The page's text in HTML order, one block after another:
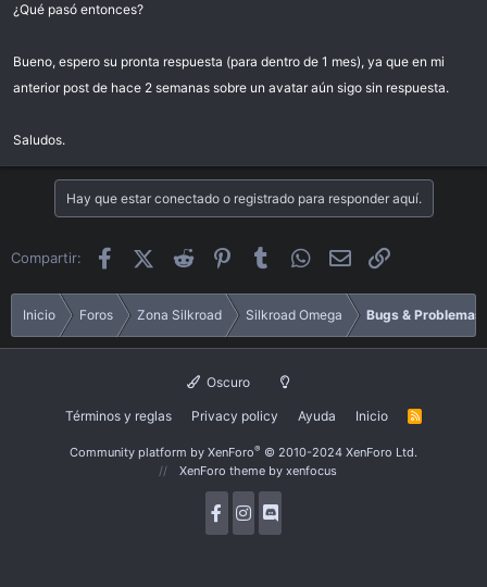
¿Qué pasó entonces?
Bueno, espero su pronta respuesta (para dentro de 1 mes), ya que en mi
anterior post de hace 2 semanas sobre un avatar aún sigo sin respuesta.
Saludos.
Hay que estar conectado o registrado para responder aquí.
Compartir: FacebookX (Twitter)
Reddit PinterestTumblr WhatsApp
Email
Inicio Foros Zona Silkroad Silkroad Omega Bugs & Problemas
Oscuro
Términos y reglas Privacy policy Ayuda Inicio
R
Community platform by XenForo® © 2010-2024 XenForo Ltd.
XenForo theme by xenfocus